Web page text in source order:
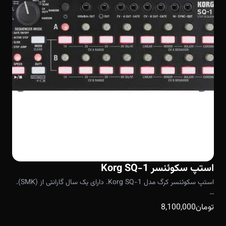
استپ سکوئنسر Korg SQ-1
استپ سکوئنسر کرگ مدل Korg SQ-1. دارای یک سال گارانتی از (SMK).
…
تومان8,100,000